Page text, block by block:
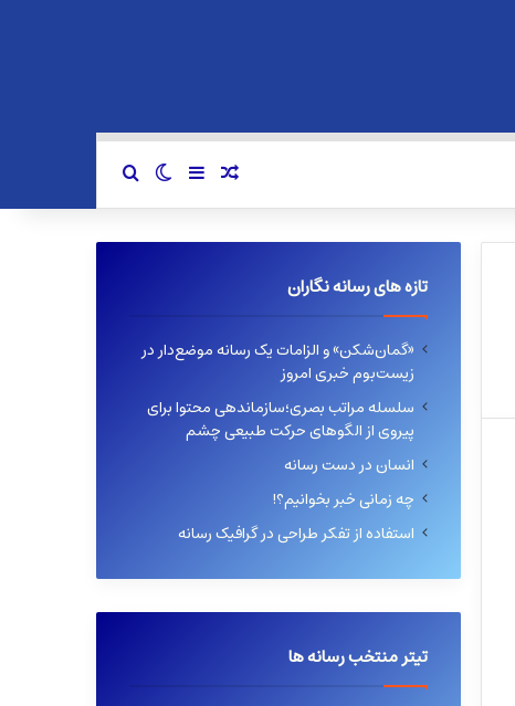
نوشته تصادفی
سایدبارتغییر پوسته
تازه های رسانه نگاران
«گمان‌شکن» و الزامات یک رسانه موضع‌دار در
زیست‌بوم خبری امروز
سلسله مراتب بصری؛سازماندهی محتوا برای
پیروی از الگوهای حرکت طبیعی چشم
انسان در دست رسانه
چه زمانی خبر بخوانیم؟!
استفاده از تفکر طراحی در گرافیک رسانه
تیتر منتخب رسانه ها